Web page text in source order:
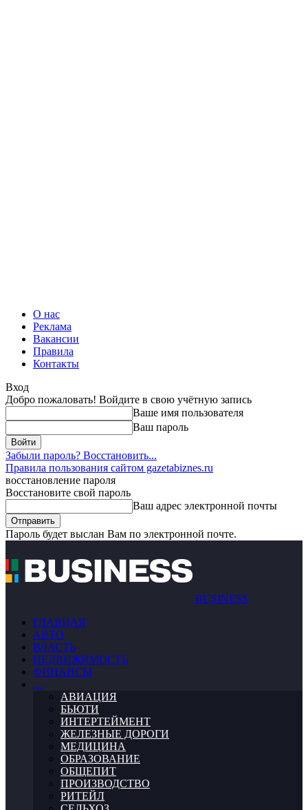
О нас
Реклама
Вакансии
Правила
Контакты
Вход
Добро пожаловать! Войдите в свою учётную запись
Ваше имя пользователя
Ваш пароль
Забыли пароль? Восстановить...
Правила пользования сайтом gazetabiznes.ru
восстановление пароля
Восстановите свой пароль
Ваш адрес электронной почты
Пароль будет выслан Вам по электронной почте.
BUSINESS
ГЛАВНАЯ
АВТО
ВЛАСТЬ
НЕДВИЖИМОСТЬ
ФИНАНСЫ
…
АВИАЦИЯ
БЬЮТИ
ИНТЕРТЕЙМЕНТ
ЖЕЛЕЗНЫЕ ДОРОГИ
МЕДИЦИНА
ОБРАЗОВАНИЕ
ОБЩЕПИТ
ПРОИЗВОДСТВО
РИТЕЙЛ